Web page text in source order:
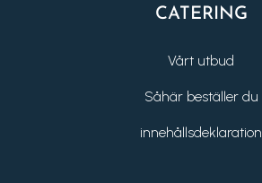
CATERING
Vårt utbud
Såhär beställer du
innehållsdeklaration